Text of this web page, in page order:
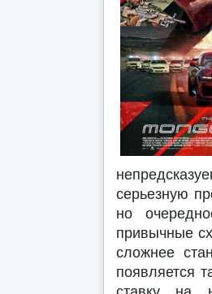
серьезную
но
привычные
сложнее
появляется